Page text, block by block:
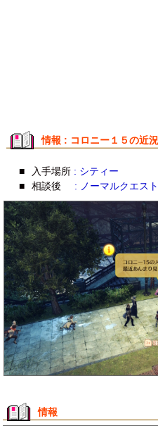
情報 : コロニー１５の近
■ 入手場所 : シティー
■
相談後 : ノーマルクエス
情報